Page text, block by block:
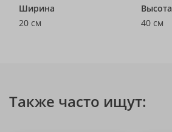
Ширина
20 см
Высота
40 см
Также часто ищут: